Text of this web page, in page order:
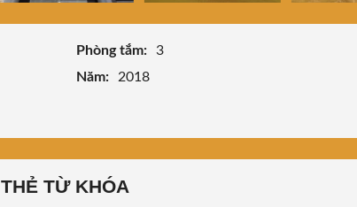
Phòng tắm:
3
Năm:
2018
THẺ TỪ KHÓA